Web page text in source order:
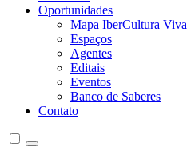
Oportunidades
Mapa IberCultura Viva
Espaços
Agentes
Editais
Eventos
Banco de Saberes
Contato